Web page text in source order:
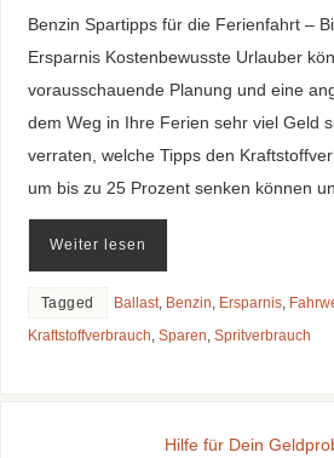
Benzin Spartipps für die Ferienfahrt –
Ersparnis Kostenbewusste Urlauber
vorausschauende Planung und eine
dem Weg in Ihre Ferien sehr viel Geld
verraten, welche Tipps den
um bis zu 25 Prozent senken können
Weiter lesen
Tagged Ballast, Benzin, Ersparnis,
Kraftstoffverbrauch, Sparen, Spritverbrauch
Hilfe für Dein